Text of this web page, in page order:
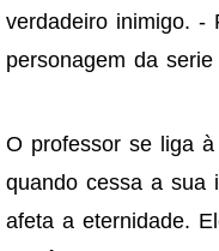
verdadeiro inimigo. -
personagem da
O professor se liga
quando cessa a sua
afeta a eternidade.